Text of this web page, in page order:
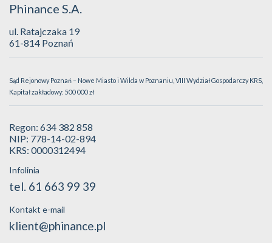
Phinance S.A.
ul. Ratajczaka 19
61-814 Poznań
Sąd Rejonowy Poznań – Nowe Miasto i Wilda w Poznaniu, VIII Wydział Gospodarczy KRS,
Kapitał zakładowy: 500 000 zł
Regon: 634 382 858
NIP: 778-14-02-894
KRS: 0000312494
Infolinia
tel. 61 663 99 39
Kontakt e-mail
klient@phinance.pl